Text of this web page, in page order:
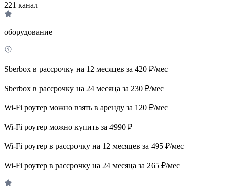
221 канал
оборудование
Sberbox в рассрочку на 12 месяцев за 420 ₽/мес
Sberbox в рассрочку на 24 месяца за 230 ₽/мес
Wi-Fi роутер можно взять в аренду за 120 ₽/мес
Wi-Fi роутер можно купить за 4990 ₽
Wi-Fi роутер в рассрочку на 12 месяцев за 495 ₽/мес
Wi-Fi роутер в рассрочку на 24 месяца за 265 ₽/мес